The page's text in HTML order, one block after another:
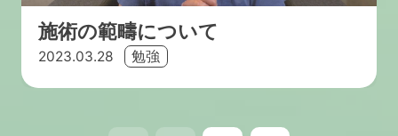
施術の範疇について
2023.03.28 勉強